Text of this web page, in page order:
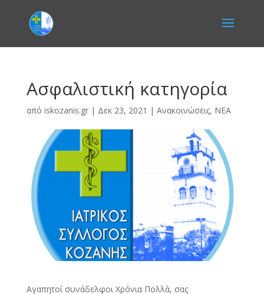
Ασφαλιστική κατηγορία
από iskozanis.gr| Δεκ 23, 2021 | Ανακοινώσεις, ΝΕΑ
Αγαπητοί συνάδελφοι Χρόνια Πολλά, σας